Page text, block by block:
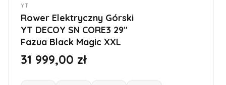
YT
Rower Elektryczny Górski
YT DECOY SN CORE3 29''
Fazua Black Magic XXL
31 999,00 zł